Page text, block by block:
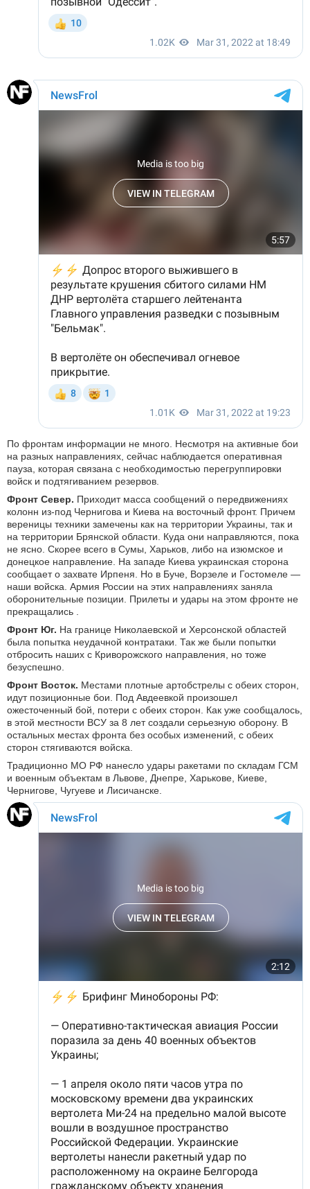
По фронтам информации не много. Несмотря на активные бои
на разных направлениях, сейчас наблюдается оперативная
пауза, которая связана с необходимостью перегруппировки
войск и подтягиванием резервов.
Фронт Север. Приходит масса сообщений о передвижениях
колонн из-под Чернигова и Киева на восточный фронт. Причем
вереницы техники замечены как на территории Украины, так и
на территории Брянской области. Куда они направляются, пока
не ясно. Скорее всего в Сумы, Харьков, либо на изюмское и
донецкое направление. На западе Киева украинская сторона
сообщает о захвате Ирпеня. Но в Буче, Ворзеле и Гостомеле —
наши войска. Армия России на этих направлениях заняла
оборонительные позиции. Прилеты и удары на этом фронте не
прекращались .
Фронт Юг. На границе Николаевской и Херсонской областей
была попытка неудачной контратаки. Так же были попытки
отбросить наших с Криворожского направления, но тоже
безуспешно.
Фронт Восток. Местами плотные артобстрелы с обеих сторон,
идут позиционные бои. Под Авдеевкой произошел
ожесточенный бой, потери с обеих сторон. Как уже сообщалось,
в этой местности ВСУ за 8 лет создали серьезную оборону. В
остальных местах фронта без особых изменений, с обеих
сторон стягиваются войска.
Традиционно МО РФ нанесло удары ракетами по складам ГСМ
и военным объектам в Львове, Днепре, Харькове, Киеве,
Чернигове, Чугуеве и Лисичанске.